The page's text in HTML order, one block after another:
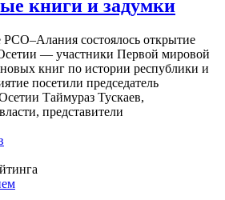
книги и задумки
состоялось открытие
— участники Первой мировой
книг по истории республики и
посетили председатель
Таймураз Тускаев,
представители